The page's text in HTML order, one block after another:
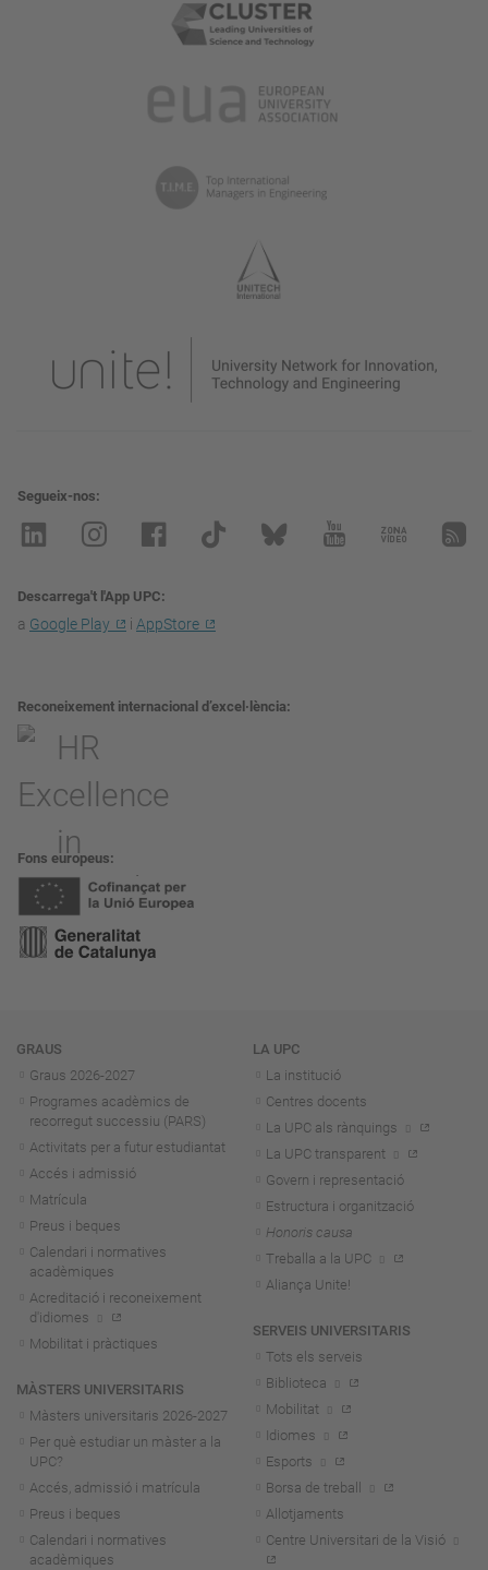
Segueix-nos
Descarrega't l'App UPC
a Google Play i AppStore
Reconeixement internacional d’excel·lència
Fons europeus
Navegació
GRAUS
Graus 2026-2027
Programes acadèmics de
recorregut successiu (PARS)
Activitats per a futur estudiantat
Accés i admissió
Matrícula
Preus i beques
Calendari i normatives
acadèmiques
Acreditació i reconeixement
d'idiomes
Mobilitat i pràctiques
MÀSTERS UNIVERSITARIS
Màsters universitaris 2026-2027
Per què estudiar un màster a la
UPC?
Accés, admissió i matrícula
Preus i beques
Calendari i normatives
acadèmiques
LA UPC
La institució
Centres docents
La UPC als rànquings
La UPC transparent
Govern i representació
Estructura i organització
Honoris causa
Treballa a la UPC
Aliança Unite!
SERVEIS UNIVERSITARIS
Tots els serveis
Biblioteca
Mobilitat
Idiomes
Esports
Borsa de treball
Allotjaments
Centre Universitari de la Visió